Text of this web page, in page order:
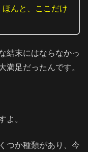
ほんと、ここだけ
結末にはならなかっ
満足だったんです。
よ。
つか種類があり、今